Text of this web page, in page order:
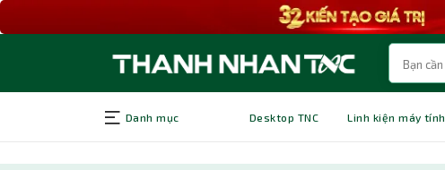
Danh mục Desktop TNC Linh kiện máy tính